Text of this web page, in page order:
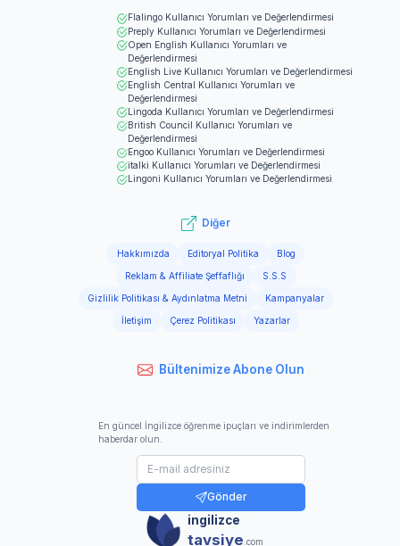
Flalingo Kullanıcı Yorumları ve Değerlendirmesi
Preply Kullanıcı Yorumları ve Değerlendirmesi
Open English Kullanıcı Yorumları ve
Değerlendirmesi
English Live Kullanıcı Yorumları ve Değerlendirmesi
English Central Kullanıcı Yorumları ve
Değerlendirmesi
Lingoda Kullanıcı Yorumları ve Değerlendirmesi
British Council Kullanıcı Yorumları ve
Değerlendirmesi
Engoo Kullanıcı Yorumları ve Değerlendirmesi
italki Kullanıcı Yorumları ve Değerlendirmesi
Lingoni Kullanıcı Yorumları ve Değerlendirmesi
Diğer
Hakkımızda Editoryal Politika Blog
Reklam & Affiliate Şeffaflığı S.S.S
Gizlilik Politikası & Aydınlatma Metni Kampanyalar
İletişim Çerez Politikası Yazarlar
Bültenimize Abone Olun
En güncel İngilizce öğrenme ipuçları ve indirimlerden
haberdar olun.
Gönder
ingilizce
tavsiye .com